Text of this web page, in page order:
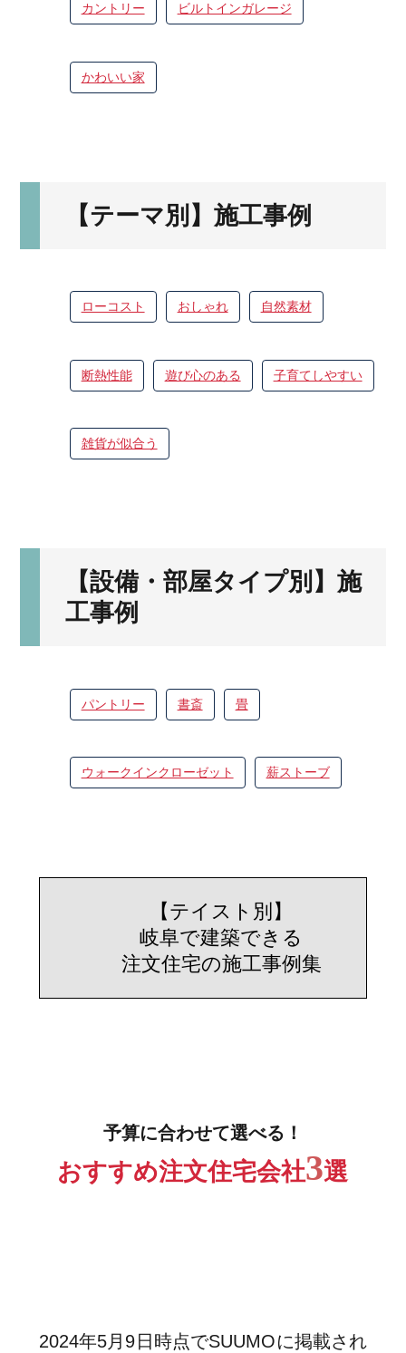
カントリー ビルトインガレージ
かわいい家
【テーマ別】施工事例
ローコスト おしゃれ 自然素材
断熱性能 遊び心のある 子育てしやすい
雑貨が似合う
【設備・部屋タイプ別】施
工事例
パントリー 書斎 畳
ウォークインクローゼット 薪ストーブ
【テイスト別】
岐阜で建築できる
注文住宅の施工事例集
予算に合わせて選べる！
おすすめ注文住宅会社3選
2024年5月9日時点でSUUMOに掲載され